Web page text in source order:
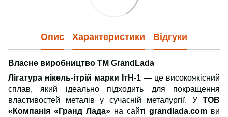
Опис Характеристики Відгуки
Власне виробництво TM GrandLada
Лігатура нікель-ітрій марки ІтН-1 — це високоякісний
сплав, який ідеально підходить для покращення
властивостей металів у сучасній металургії. У ТОВ
«Компанія «Гранд Лада» на сайті grandlada.com ви